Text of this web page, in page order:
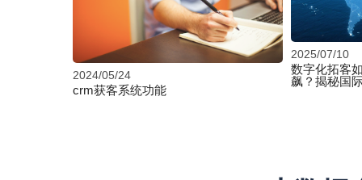
2024/05/24
crm获客系统功能
2025/07/10
数字化拓客
飙？揭秘国